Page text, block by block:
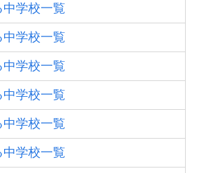
学校一覧
学校一覧
学校一覧
学校一覧
学校一覧
学校一覧